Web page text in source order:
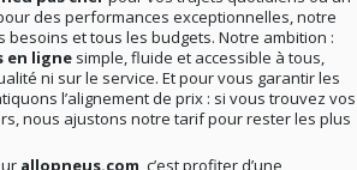
des performances exceptionnelles, notre
besoins et tous les budgets. Notre ambition :
en ligne simple, fluide et accessible à tous,
ni sur le service. Et pour vous garantir les
l’alignement de prix : si vous trouvez vos
nous ajustons notre tarif pour rester les plus
allopneus.com, c’est profiter d’une